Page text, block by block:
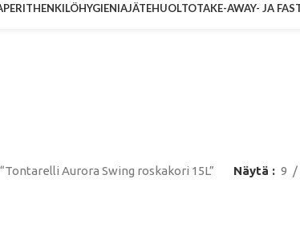
HENKILÖHYGIENIAJÄTEHUOLTOTAKE-AWAY- JA
Aurora Swing roskakori 15L” Näytä 9